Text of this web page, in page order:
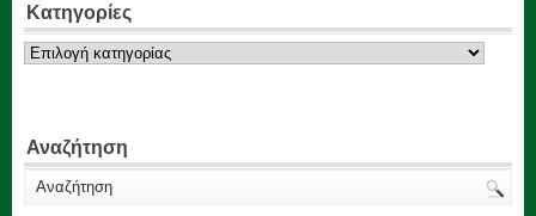
Κατηγορίες
Κατηγορίες
Αναζήτηση